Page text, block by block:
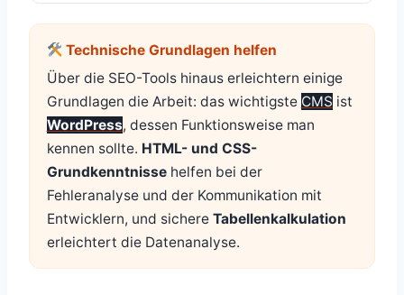
Technische Grundlagen helfen
Über die SEO-Tools hinaus erleichtern einige
Grundlagen die Arbeit: das wichtigste CMS ist
WordPress, dessen Funktionsweise man
kennen sollte. HTML- und CSS-
Grundkenntnissehelfen bei der
Fehleranalyse und der Kommunikation mit
Entwicklern, und sichere Tabellenkalkulation
erleichtert die Datenanalyse.